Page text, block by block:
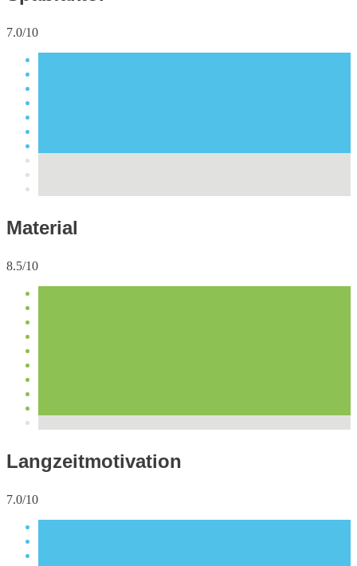
7.0/10
Material
8.5/10
Langzeitmotivation
7.0/10